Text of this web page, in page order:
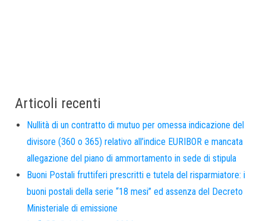
Articoli recenti
Nullità di un contratto di mutuo per omessa indicazione del
divisore (360 o 365) relativo all’indice EURIBOR e mancata
allegazione del piano di ammortamento in sede di stipula
Buoni Postali fruttiferi prescritti e tutela del risparmiatore: i
buoni postali della serie “18 mesi” ed assenza del Decreto
Ministeriale di emissione